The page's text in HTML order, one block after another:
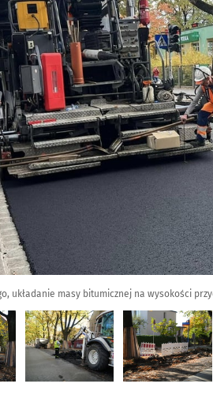
układanie masy bitumicznej na wysokości